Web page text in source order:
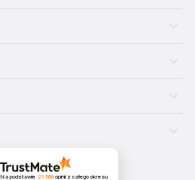
Na podstawie 21 569opinii z całego okresu